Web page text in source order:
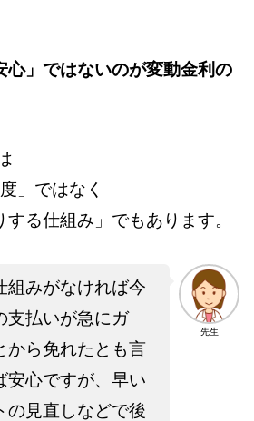
心」ではないのが変動金利の
」ではなく
る仕組み」でもあります。
先生
組みがなければ今
支払いが急にガ
から免れたとも言
安心ですが、早い
の見直しなどで後